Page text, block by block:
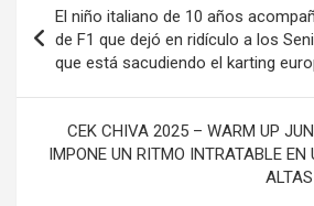
de
entradas
El niño italiano de 10 años
de F1 que dejó en ridículo a los
que está sacudiendo el karting
CEK CHIVA 2025 – WARM UP
IMPONE UN RITMO INTRATABLE